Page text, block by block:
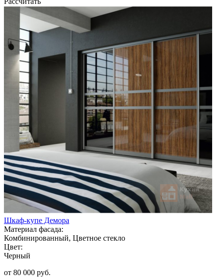
Шкаф-купе Демора
Материал фасада:
Комбинированный, Цветное стекло
Цвет:
Черный
от 80 000 руб.